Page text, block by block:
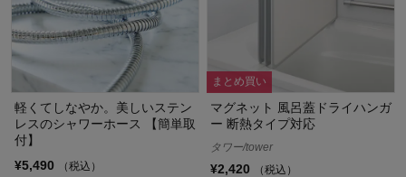
軽くてしなやか。美しいステン
レスのシャワーホース 【簡単取
付】
¥5,490
（税込）
まとめ買い
マグネット 風呂蓋ドライハンガ
ー 断熱タイプ対応
タワー/tower
¥2,420 （税込）